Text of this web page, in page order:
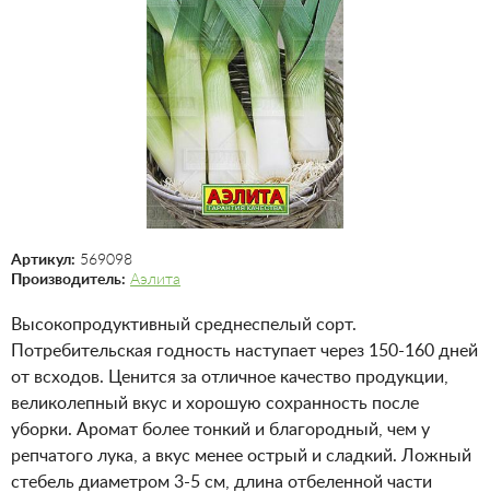
Артикул: 569098
Производитель: Аэлита
Высокопродуктивный среднеспелый сорт.
Потребительская годность наступает через 150-160 дней
от всходов. Ценится за отличное качество продукции,
великолепный вкус и хорошую сохранность после
уборки. Аромат более тонкий и благородный, чем у
репчатого лука, а вкус менее острый и сладкий. Ложный
стебель диаметром 3-5 см, длина отбеленной части